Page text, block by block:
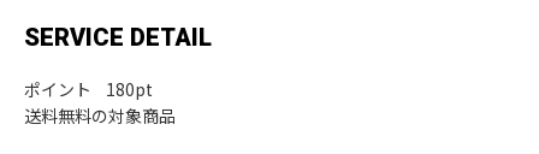
SERVICE DETAIL
ポイント 180pt
送料無料の対象商品